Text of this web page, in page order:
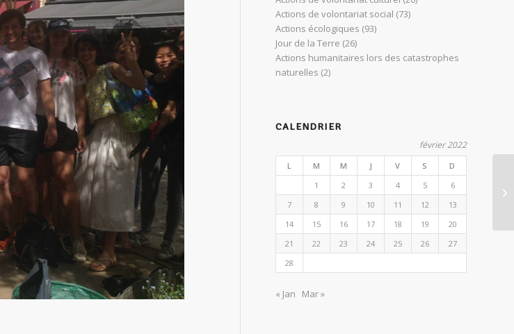
Actions de volontariat social (73)
Actions écologiques (93)
Jour de la Terre (26)
Actions humanitaires lors des catastrophes
naturelles (2)
CALENDRIER
février 2022
L M M J V S
D
1
2 3 4 5
6
7
8 9 10 11 12
13
14
15 16 17 18 19
20
21
22 23 24 25 26
27
28
« Jan Mar »